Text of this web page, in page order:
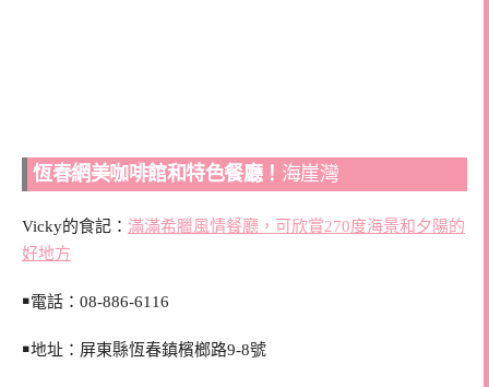
恆春網美咖啡館和特色餐廳！ 海崖灣
Vicky的食記： 滿滿希臘風情餐廳，可欣賞270度海景和夕陽的
好地方
￭電話：08-886-6116
￭地址：屏東縣恆春鎮檳榔路9-8號